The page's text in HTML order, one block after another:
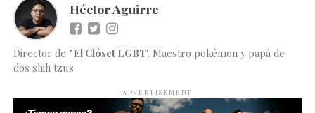
Héctor Aguirre
Director de "El Clóset LGBT". Maestro pokémon y papá de
dos shih tzus
ADVERTISEMENT